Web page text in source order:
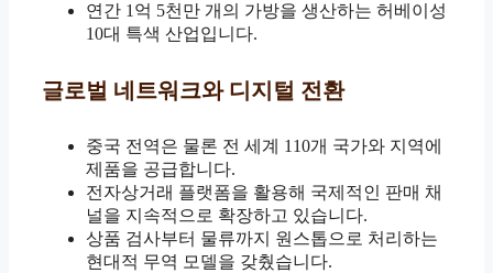
연간 1억 5천만 개의 가방을 생산하는 허베이성
10대 특색 산업입니다.
글로벌 네트워크와 디지털 전환
중국 전역은 물론 전 세계 110개 국가와 지역에
제품을 공급합니다.
전자상거래 플랫폼을 활용해 국제적인 판매 채
널을 지속적으로 확장하고 있습니다.
상품 검사부터 물류까지 원스톱으로 처리하는
현대적 무역 모델을 갖췄습니다.